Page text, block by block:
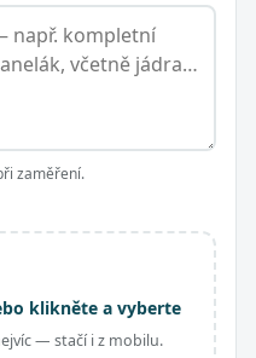
zaměření.
klikněte a vyberte
— stačí i z mobilu.